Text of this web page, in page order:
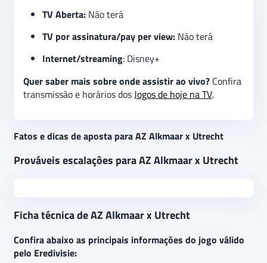
TV Aberta: Não terá
TV por assinatura/pay per view: Não terá
Internet/streaming: Disney+
Quer saber mais sobre onde assistir ao vivo? Confira
transmissão e horários dosJogos de hoje na TV.
Fatos e dicas de aposta para AZ Alkmaar x Utrecht
Prováveis escalações para AZ Alkmaar x Utrecht
Ficha técnica de AZ Alkmaar x Utrecht
Confira abaixo as principais informações do jogo válido
pelo Eredivisie: